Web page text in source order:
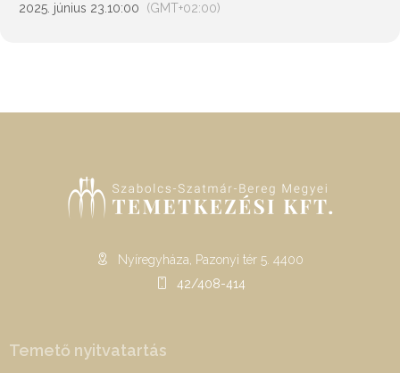
2025. június 23. 10:00 (GMT+02:00)
Nyíregyháza, Pazonyi tér 5. 4400
42/408-414
Temető nyitvatartás